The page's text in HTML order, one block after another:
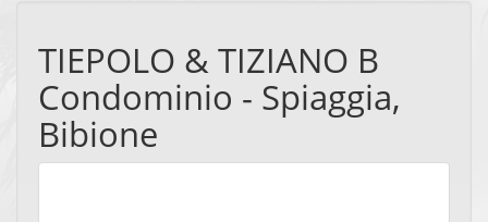
TIEPOLO & TIZIANO B
Condominio - Spiaggia,
Bibione